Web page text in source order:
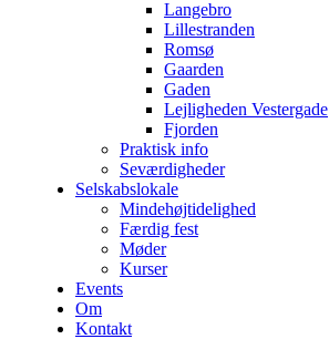
Langebro
Lillestranden
Romsø
Gaarden
Gaden
Lejligheden Vestergade
Fjorden
Praktisk info
Seværdigheder
Selskabslokale
Mindehøjtidelighed
Færdig fest
Møder
Kurser
Events
Om
Kontakt